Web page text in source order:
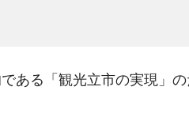
ある「観光立市の実現」